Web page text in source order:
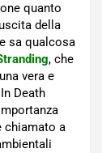
quanto
della
sa qualcosa
, che
vera e
Death
chiamato a